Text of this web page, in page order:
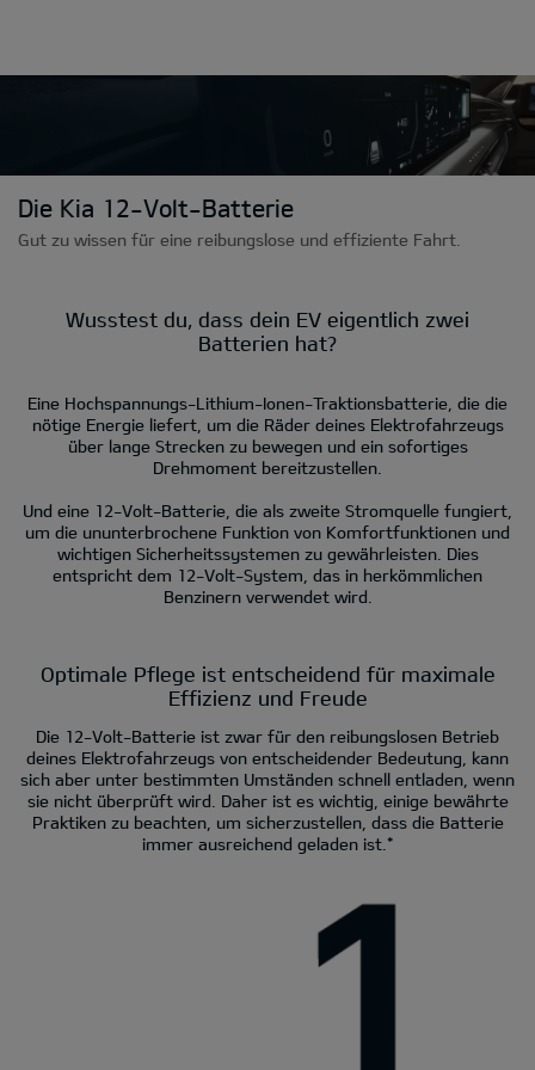
Die Kia 12-Volt-Batterie
Gut zu wissen für eine reibungslose und effiziente Fahrt.
Wusstest du, dass dein EV eigentlich zwei
Batterien hat?
Eine Hochspannungs-Lithium-Ionen-Traktionsbatterie, die die
nötige Energie liefert, um die Räder deines Elektrofahrzeugs
über lange Strecken zu bewegen und ein sofortiges
Drehmoment bereitzustellen.
Und eine 12-Volt-Batterie, die als zweite Stromquelle fungiert,
um die ununterbrochene Funktion von Komfortfunktionen und
wichtigen Sicherheitssystemen zu gewährleisten. Dies
entspricht dem 12-Volt-System, das in herkömmlichen
Benzinern verwendet wird.
Optimale Pflege ist entscheidend für maximale
Effizienz und Freude
Die 12-Volt-Batterie ist zwar für den reibungslosen Betrieb
deines Elektrofahrzeugs von entscheidender Bedeutung, kann
sich aber unter bestimmten Umständen schnell entladen, wenn
sie nicht überprüft wird. Daher ist es wichtig, einige bewährte
Praktiken zu beachten, um sicherzustellen, dass die Batterie
immer ausreichend geladen ist.*